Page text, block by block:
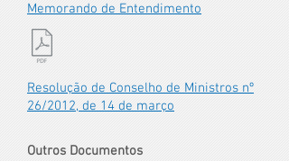
Memorando de Entendimento
Resolução de Conselho de Ministros nº
26/2012, de 14 de março
Outros Documentos